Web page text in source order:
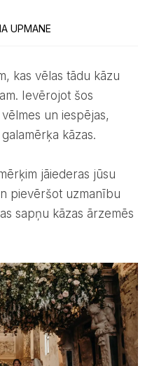
UPMANE
Ievērojot šos
un iespējas,
kāzas.
pievēršot uzmanību
sapņu kāzas ārzemēs